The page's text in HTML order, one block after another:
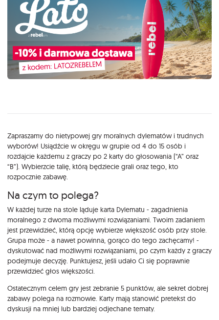
Opis
Zapraszamy do nietypowej gry moralnych dylematów i trudnych
wyborów! Usiądźcie w okręgu w grupie od 4 do 15 osób i
rozdajcie każdemu z graczy po 2 karty do głosowania (“A” oraz
“B”). Wybierzcie talię, którą będziecie grali oraz tego, kto
rozpocznie zabawę.
Na czym to polega?
W każdej turze na stole ląduje karta Dylematu - zagadnienia
moralnego z dwoma możliwymi rozwiązaniami. Twoim zadaniem
jest przewidzieć, którą opcję wybierze większość osób przy stole.
Grupa może - a nawet powinna, gorąco do tego zachęcamy! -
dyskutować nad możliwymi rozwiązaniami, po czym każdy z graczy
podejmuje decyzję. Punktujesz, jeśli udało Ci się poprawnie
przewidzieć głos większości.
Ostatecznym celem gry jest zebranie 5 punktów, ale sekret dobrej
zabawy polega na rozmowie. Karty mają stanowić pretekst do
dyskusji na mniej lub bardziej odjechane tematy.